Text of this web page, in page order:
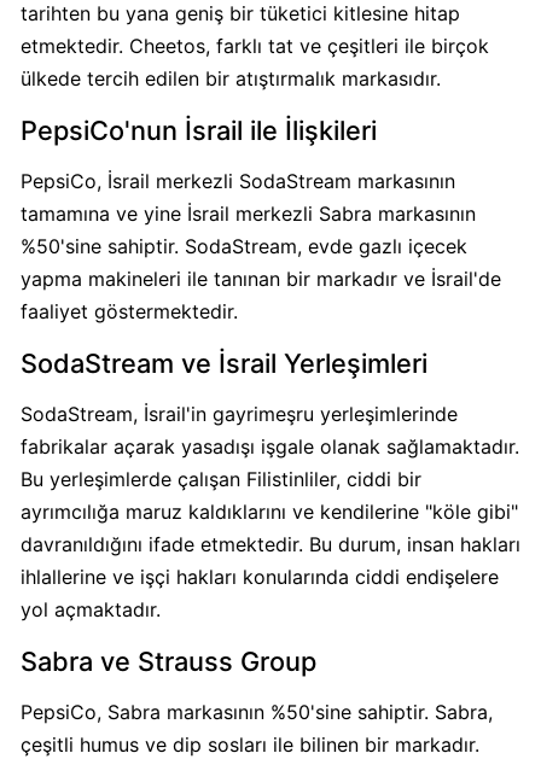
Calve
Boykot
Calve
Sahibi
Kim?
Danone
Boykot
mu?
Kimin
Sahibi
Kim?
Dominos
Boykot
mu?
Kimin
Kim?
tarihten bu yana geniş bir tüketici kitlesine hitap
etmektedir. Cheetos, farklı tat ve çeşitleri ile birçok
ülkede tercih edilen bir atıştırmalık markasıdır.
PepsiCo'nun İsrail ile İlişkileri
PepsiCo, İsrail merkezli SodaStream markasının
tamamına ve yine İsrail merkezli Sabra markasının
%50'sine sahiptir. SodaStream, evde gazlı içecek
yapma makineleri ile tanınan bir markadır ve İsrail'de
faaliyet göstermektedir.
SodaStream ve İsrail Yerleşimleri
SodaStream, İsrail'in gayrimeşru yerleşimlerinde
fabrikalar açarak yasadışı işgale olanak sağlamaktadır.
Bu yerleşimlerde çalışan Filistinliler, ciddi bir
ayrımcılığa maruz kaldıklarını ve kendilerine "köle gibi"
davranıldığını ifade etmektedir. Bu durum, insan hakları
ihlallerine ve işçi hakları konularında ciddi endişelere
yol açmaktadır.
Sabra ve Strauss Group
PepsiCo, Sabra markasının %50'sine sahiptir. Sabra,
çeşitli humus ve dip sosları ile bilinen bir markadır.